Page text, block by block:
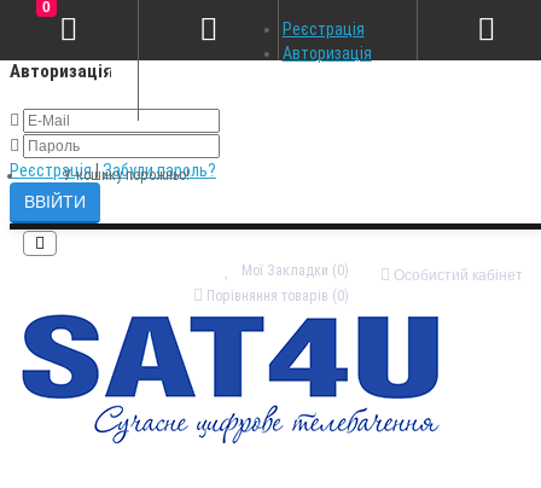
Авторизація
Реєстрація|Забули пароль?
Особистий кабінет
Мої Закладки (0)
Порівняння товарів (0)
Реєстрація
Авторизація
0
У кошику порожньо!